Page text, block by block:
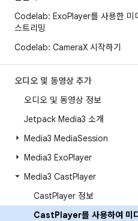
Codelab: ExoPlayer를 사용한 미
스트리밍
Codelab: CameraX 시작하기
오디오 및 동영상 추가
오디오 및 동영상 정보
Jetpack Media3 소개
Media3 MediaSession
Media3 ExoPlayer
Media3 CastPlayer
CastPlayer 정보
CastPlayer를 사용하여 미